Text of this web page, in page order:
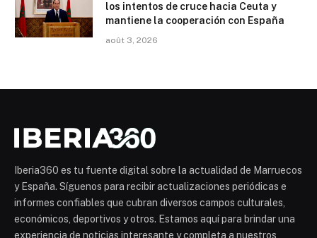
los intentos de cruce hacia Ceuta y
mantiene la cooperación con España
août 3, 2026
Iberia360 es tu fuente digital sobre la actualidad de Marruecos
y España. Síguenos para recibir actualizaciones periódicas e
informes confiables que cubran diversos campos culturales,
económicos, deportivos y otros. Estamos aquí para brindar una
experiencia de noticias interesante y completa a nuestros